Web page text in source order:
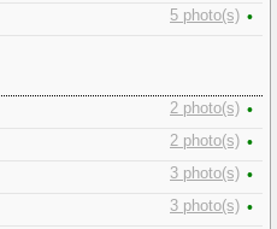
5 photo(s) •
2 photo(s) •
2 photo(s) •
3 photo(s) •
3 photo(s) •